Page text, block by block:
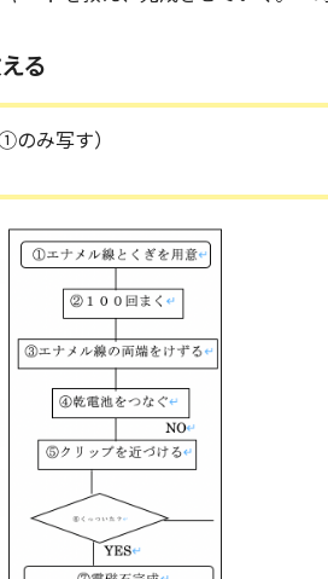
る
のみ写す）